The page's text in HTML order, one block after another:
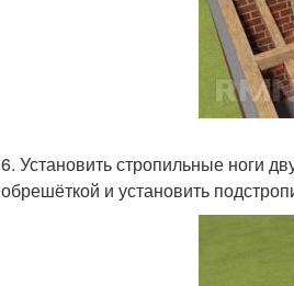
6. Установить стропильные ноги
обрешёткой и установить